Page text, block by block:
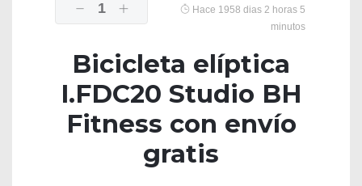
1
Hace 1958 dias 2 horas 5
minutos
Bicicleta elíptica
I.FDC20 Studio BH
Fitness con envío
gratis